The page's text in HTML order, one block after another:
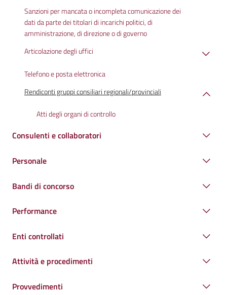
Sanzioni per mancata o incompleta comunicazione dei
dati da parte dei titolari di incarichi politici, di
amministrazione, di direzione o di governo
Articolazione degli uffici
Telefono e posta elettronica
Rendiconti gruppi consiliari regionali/provinciali
Atti degli organi di controllo
Consulenti e collaboratori
Personale
Bandi di concorso
Performance
Enti controllati
Attività e procedimenti
Provvedimenti